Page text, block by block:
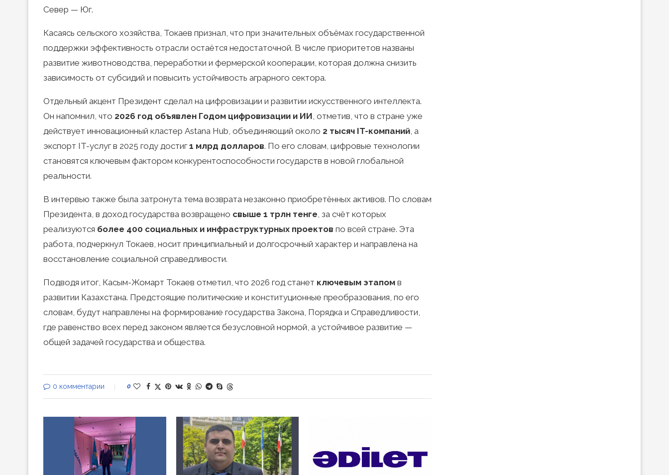
Север — Юг.
Касаясь сельского хозяйства, Токаев признал, что при значительных объёмах государственной
поддержки эффективность отрасли остаётся недостаточной. В числе приоритетов названы
развитие животноводства, переработки и фермерской кооперации, которая должна снизить
зависимость от субсидий и повысить устойчивость аграрного сектора.
Отдельный акцент Президент сделал на цифровизации и развитии искусственного интеллекта.
Он напомнил, что 2026 год объявлен Годом цифровизации и ИИ , отметив, что в стране уже
действует инновационный кластер Astana Hub, объединяющий около 2 тысяч IT-компаний , а
экспорт IT-услуг в 2025 году достиг1 млрд долларов. По его словам, цифровые технологии
становятся ключевым фактором конкурентоспособности государств в новой глобальной
реальности.
В интервью также была затронута тема возврата незаконно приобретённых активов. По словам
Президента, в доход государства возвращено свыше 1 трлн тенге , за счёт которых
реализуются более 400 социальных и инфраструктурных проектов по всей стране. Эта
работа, подчеркнул Токаев, носит принципиальный и долгосрочный характер и направлена на
восстановление социальной справедливости.
Подводя итог, Касым-Жомарт Токаев отметил, что 2026 год станет ключевым этапом в
развитии Казахстана. Предстоящие политические и конституционные преобразования, по его
словам, будут направлены на формирование государства Закона, Порядка и Справедливости,
где равенство всех перед законом является безусловной нормой, а устойчивое развитие —
общей задачей государства и общества.
0 комментарии 0